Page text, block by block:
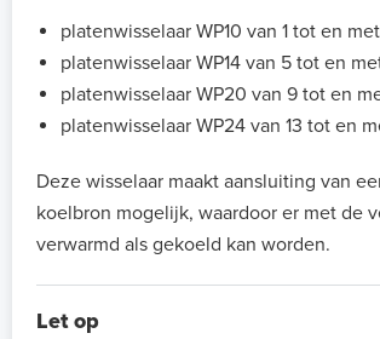
platenwisselaar WP10 van 1 tot en
platenwisselaar WP14 van 5 tot en
platenwisselaar WP20 van 9 tot en
platenwisselaar WP24 van 13 tot en
Deze wisselaar maakt aansluiting van
koelbron mogelijk, waardoor er met de
verwarmd als gekoeld kan worden.
Let op